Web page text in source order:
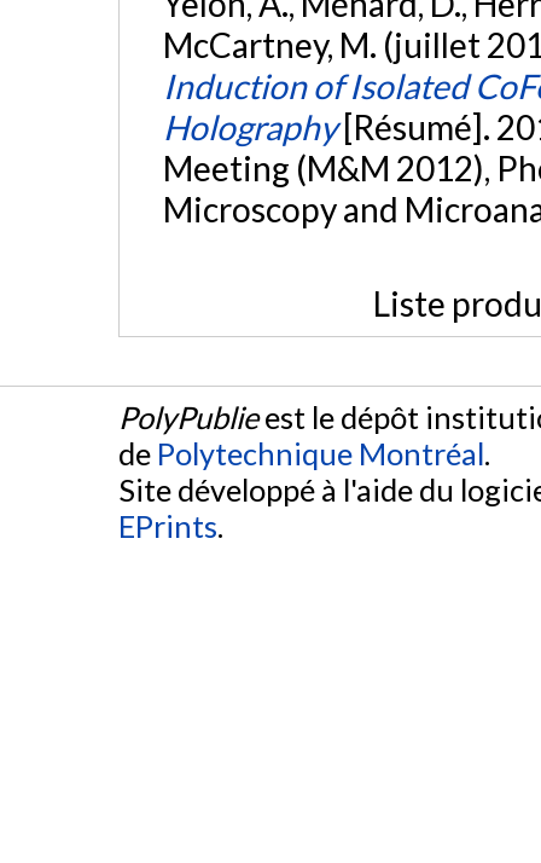
McCartney, M. (juillet
Induction of Isolated
Holography [Résumé].
Meeting (M&M 2012),
Microscopy and
Liste
PolyPublieest le dépôt
de Polytechnique Montréal.
Site développé à l'aide du
EPrints.